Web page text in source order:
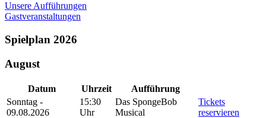
Unsere Aufführungen
Gastveranstaltungen
Spielplan 2026
August
Datum Uhrzeit
Aufführung
Sonntag -
09.08.2026
15:30
Uhr
Das SpongeBob
Musical
Tickets
reservieren